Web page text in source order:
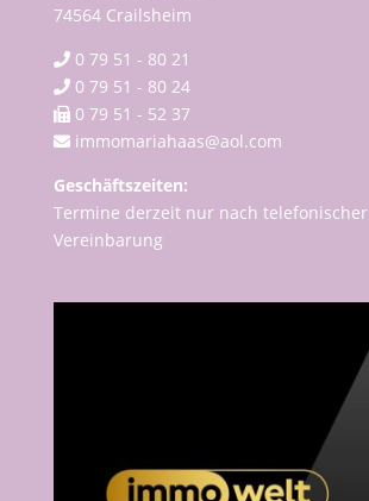
74564 Crailsheim
0 79 51 - 80 21
0 79 51 - 80 24
0 79 51 - 52 37
immomariahaas@aol.com
Geschäftszeiten:
Termine derzeit nur nach telefonischer
Vereinbarung